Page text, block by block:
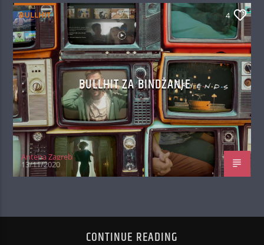
BULLHIT 4
BULLHIT ZA BINDŽANJE
Antena Zagreb
13/11/2020
CONTINUE READING